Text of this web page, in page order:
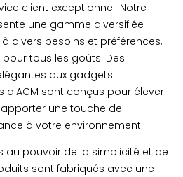
client exceptionnel. Notre
une gamme diversifiée
divers besoins et préférences,
tous les goûts. Des
aux gadgets
d'ACM sont conçus pour élever
une touche de
à votre environnement.
au pouvoir de la simplicité et de
sont fabriqués avec une